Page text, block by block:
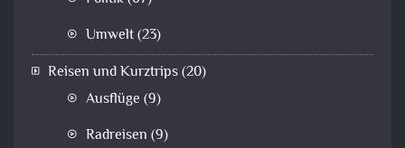
Umwelt(23)
Reisen und Kurztrips(20)
Ausflüge (9)
Radreisen (9)